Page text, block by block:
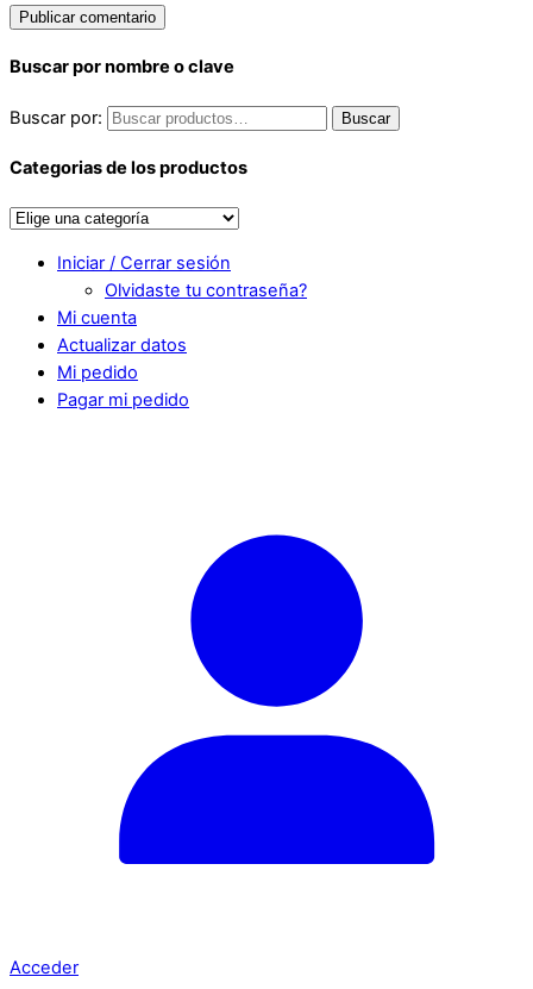
Buscar por nombre o clave
Buscar por: Buscar
Categorias de los productos
Iniciar / Cerrar sesión
Olvidaste tu contraseña?
Mi cuenta
Actualizar datos
Mi pedido
Pagar mi pedido
Acceder